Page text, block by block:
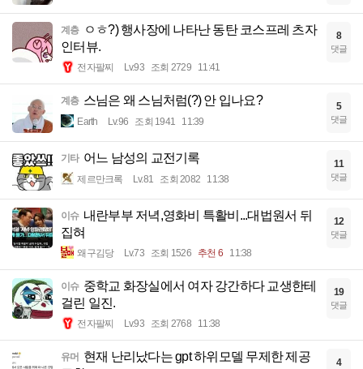
계층
ㅇㅎ?) 행사장에 나타난 동탄 코스프레 츠자
인터뷰.
전자팔찌 Lv.93 조회 2729 11:41
8
댓글
계층 스님은 왜 스님처럼(?) 안 입나요?
Earth Lv.96 조회 1941 11:39
5
댓글
기타 어느 남성의 교전기록
제르만크록 Lv.81 조회 2082 11:38
11
댓글
이슈 내란부부 저녁,영화비 특활비...대법원서 뒤
집혀
왜구김당 Lv.73 조회 1526 추천 6 11:38
12
댓글
이슈 중학교 화장실에서 여자 강간하다 교생한테
걸린 일진.
전자팔찌 Lv.93 조회 2768 11:38
19
댓글
유머 현재 난리났다는 gpt 하위모델 무제한 제공
4